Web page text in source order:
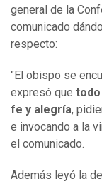
general de la
comunicado
respecto:
"El obispo se
expresó que todo
fe y alegría,
e invocando a la
el comunicado.
Además leyó la